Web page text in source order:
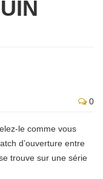
0
le comme vous
d’ouverture entre
trouve sur une série